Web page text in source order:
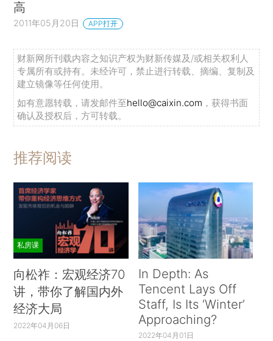
高
2011年05月20日 APP打开
财新网所刊载内容之知识产权为财新传媒及/或相关权利人
专属所有或持有。未经许可，禁止进行转载、摘编、复制及
建立镜像等任何使用。
如有意愿转载，请发邮件至hello@caixin.com ，获得书面
确认及授权后，方可转载。
推荐阅读
私房课
向松祚：宏观经济70
讲，带你了解国内外
经济大局
2022年04月06日
In Depth: As
Tencent Lays Off
Staff, Is Its ‘Winter’
Approaching?
2022年04月01日